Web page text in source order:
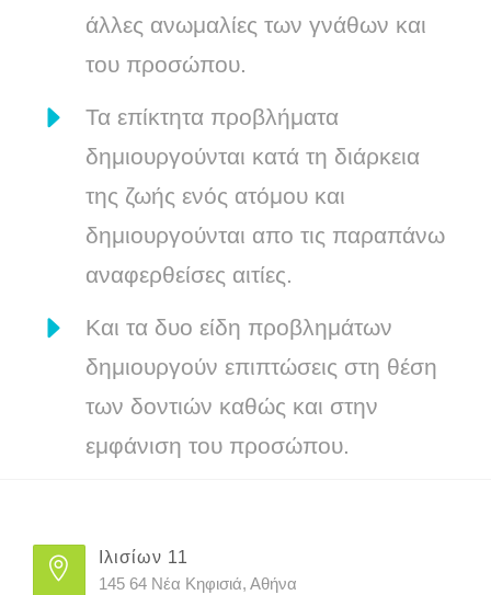
άλλες ανωμαλίες των γνάθων και
του προσώπου.
Τα επίκτητα προβλήματα
δημιουργούνται κατά τη διάρκεια
της ζωής ενός ατόμου και
δημιουργούνται απο τις παραπάνω
αναφερθείσες αιτίες.
Και τα δυο είδη προβλημάτων
δημιουργούν επιπτώσεις στη θέση
των δοντιών καθώς και στην
εμφάνιση του προσώπου.
Ιλισίων 11
145 64 Νέα Κηφισιά, Αθήνα